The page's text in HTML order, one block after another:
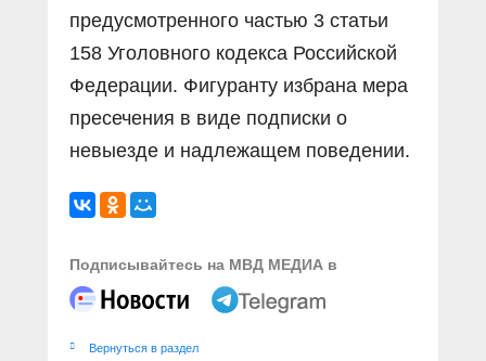
предусмотренного частью 3 статьи
158 Уголовного кодекса Российской
Федерации. Фигуранту избрана мера
пресечения в виде подписки о
невыезде и надлежащем поведении.
Подписывайтесь на МВД МЕДИА в
Вернуться в раздел